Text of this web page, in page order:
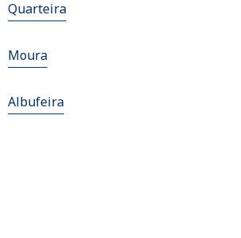
Quarteira
Moura
Albufeira